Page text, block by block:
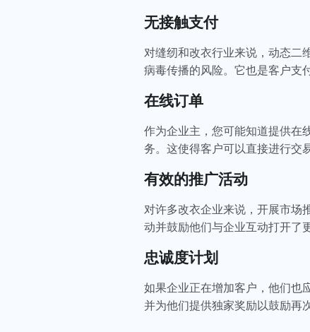
无接触支付
对缝纫和改衣行业来说，动态二
病毒传播的风险。它也是客户支
在线订单
作为企业主，您可能知道提供在
务。这使得客户可以直接进行交
有效的推广活动
对许多改衣企业来说，开展市场
动并鼓励他们与企业互动打开了
忠诚度计划
如果企业正在增加客户，他们也
并为他们提供独家奖励以鼓励再